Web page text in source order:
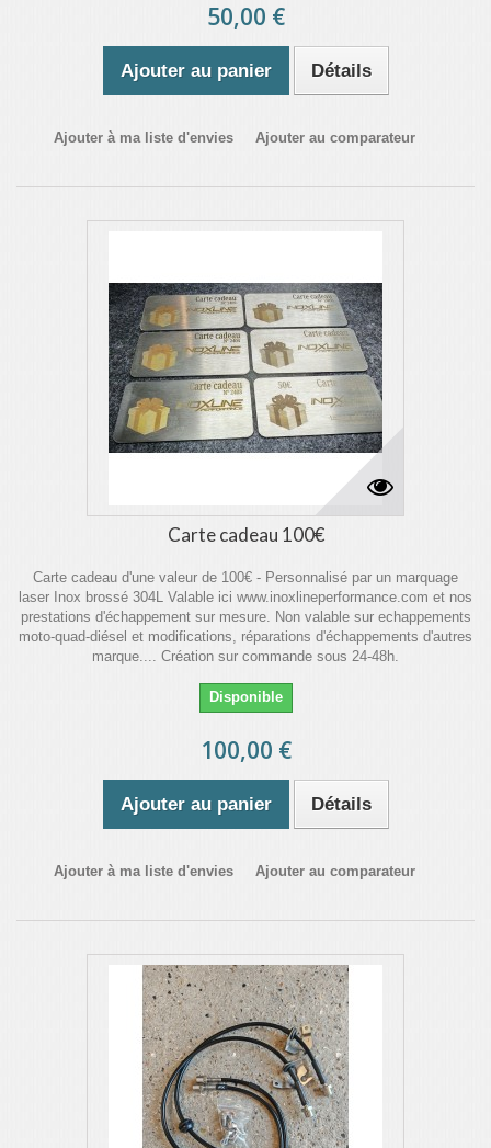
50,00 €
Ajouter au panier Détails
Ajouter à ma liste d'envies Ajouter au comparateur
Carte cadeau 100€
Carte cadeau d'une valeur de 100€ - Personnalisé par un marquage
laser Inox brossé 304L Valable ici www.inoxlineperformance.com et nos
prestations d'échappement sur mesure. Non valable sur echappements
moto-quad-diésel et modifications, réparations d'échappements d'autres
marque.... Création sur commande sous 24-48h.
Disponible
100,00 €
Ajouter au panier Détails
Ajouter à ma liste d'envies Ajouter au comparateur